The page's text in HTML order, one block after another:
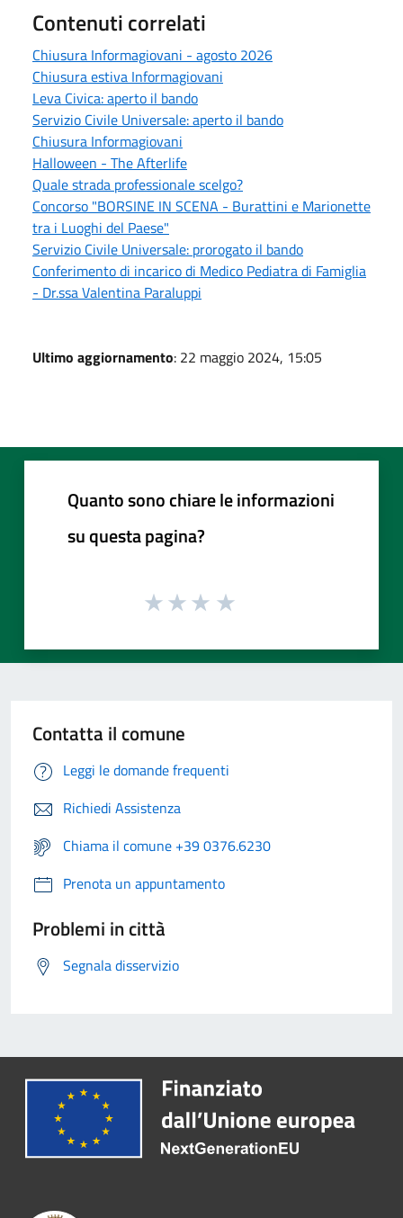
Contenuti correlati
Chiusura Informagiovani - agosto 2026
Chiusura estiva Informagiovani
Leva Civica: aperto il bando
Servizio Civile Universale: aperto il bando
Chiusura Informagiovani
Halloween - The Afterlife
Quale strada professionale scelgo?
Concorso "BORSINE IN SCENA - Burattini e Marionette
tra i Luoghi del Paese"
Servizio Civile Universale: prorogato il bando
Conferimento di incarico di Medico Pediatra di Famiglia
- Dr.ssa Valentina Paraluppi
Ultimo aggiornamento: 22 maggio 2024, 15:05
Quanto sono chiare le informazioni
su questa pagina?
Contatta il comune
Leggi le domande frequenti
Richiedi Assistenza
Chiama il comune +39 0376.6230
Prenota un appuntamento
Problemi in città
Segnala disservizio